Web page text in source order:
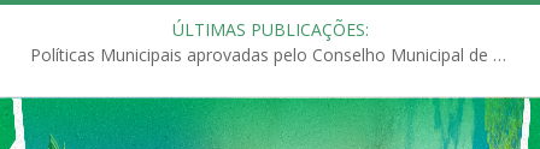
ÚLTIMAS PUBLICAÇÕES:
Políticas Municipais aprovadas pelo Conselho Municipal de Educação (CME)